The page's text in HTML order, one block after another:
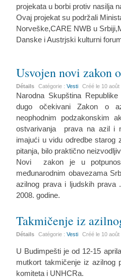
projekata u borbi protiv nasilja
Ovaj projekat su podržali
Norveške,CARE NWB u
Danske i Austrjski kulturni
Usvojen novi zakon
Détails Catégorie :Vesti Créé le 10 août
Narodna Skupština
dugo očekivani Zakon o
neophodnim
ostvarivanja prava na azil i
imajući u vidu odredbe starog
pitanja, bilo praktično
Novi zakon je u
međunarodnim obavezama
azilnog prava i ljudskih
2008. godine.
Takmičenje iz
Détails Catégorie :Vesti Créé le 10 août
U Budimpešti je od 12-15
mutkort takmičenje iz azilnog
komiteta i UNHCRa.